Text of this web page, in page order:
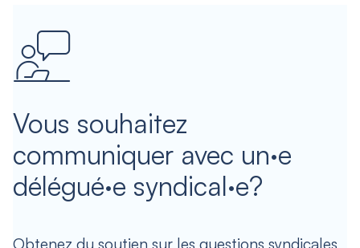
Vous souhaitez
communiquer avec un·e
délégué·e syndical·e?
Obtenez du soutien sur les questions syndicales